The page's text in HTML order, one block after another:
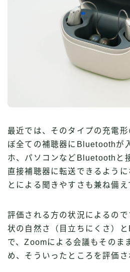
最近では、そのタイプの充電
ぼ全ての補聴器にBluetoothが
ホ、パソコンなどBluetoothと
直接補聴器に転送できるよう
とによる聞きやすさも兼ね備え
評価される方の状況によるの
状の自然さ（目立ちにくさ）
で、Zoomによる会議もそのま
め、そういったところを評価さ